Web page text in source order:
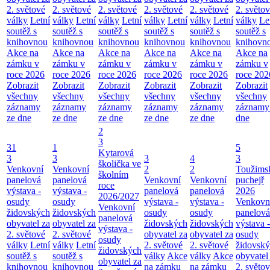
2. světové
války Letní
soutěž s
knihovnou
Akce na
zámku v
roce 2026
Zobrazit
všechny
záznamy
ze dne
2. světové
války Letní
soutěž s
knihovnou
Akce na
zámku v
roce 2026
Zobrazit
všechny
záznamy
ze dne
2. světové
války Letní
soutěž s
knihovnou
Akce na
zámku v
roce 2026
Zobrazit
všechny
záznamy
ze dne
2. světové
války Letní
soutěž s
knihovnou
Akce na
zámku v
roce 2026
Zobrazit
všechny
záznamy
ze dne
2. světové
války Letní
soutěž s
knihovnou
Akce na
zámku v
roce 2026
Zobrazit
všechny
záznamy
ze dne
2.
války
soutěž s
Akce na
zámku v
roce
Zobrazit
všechny
dne
31
3
Venkovní
panelová
výstava -
osudy
židovských
obyvatel za
2. světové
války Letní
soutěž s
knihovnou
1
3
Venkovní
panelová
výstava -
osudy
židovských
obyvatel za
2. světové
války Letní
soutěž s
knihovnou
2
3
Kytarová
školička ve
školním
roce
2026/2027
Venkovní
panelová
výstava -
osudy
židovských
obyvatel za
3
2
Venkovní
panelová
výstava -
osudy
židovských
obyvatel za
2. světové
války Akce
na zámku
4
2
Venkovní
panelová
výstava -
osudy
židovských
obyvatel za
2. světové
války Akce
na zámku
5
3
puchejř
2026
panelová
výstava -
osudy
obyvatel
2.